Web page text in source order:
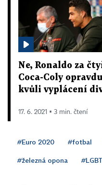
Ne, Ronaldo za
Coca-Coly
kvůli vyplácení
17. 6. 2021 ▪ 3 min. čtení
#Euro 2020 #fotbal
#železná opona #LGBT